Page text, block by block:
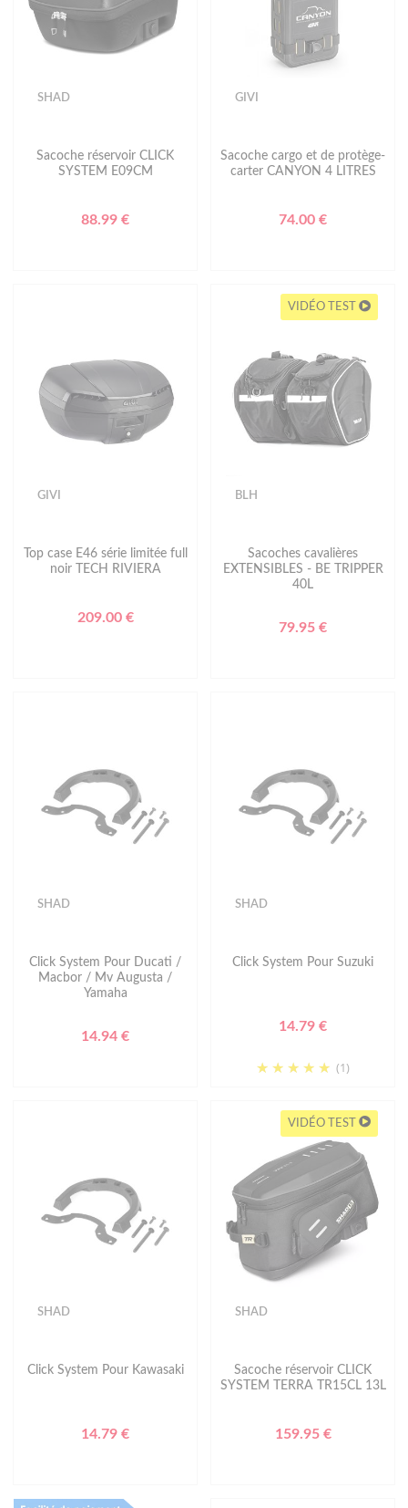
SHAD
Sacoche réservoir CLICK
SYSTEM E09CM
88.99 €
GIVI
Sacoche cargo et de protège-
carter CANYON 4 LITRES
74.00 €
GIVI
Top case E46 série limitée full
noir TECH RIVIERA
209.00 €
VIDÉO TEST
BLH
Sacoches cavalières
EXTENSIBLES - BE TRIPPER
40L
79.95 €
SHAD
Click System Pour Ducati /
Macbor / Mv Augusta /
Yamaha
14.94 €
SHAD
Click System Pour Suzuki
14.79 €
(1)
SHAD
Click System Pour Kawasaki
14.79 €
VIDÉO TEST
SHAD
Sacoche réservoir CLICK
SYSTEM TERRA TR15CL 13L
159.95 €